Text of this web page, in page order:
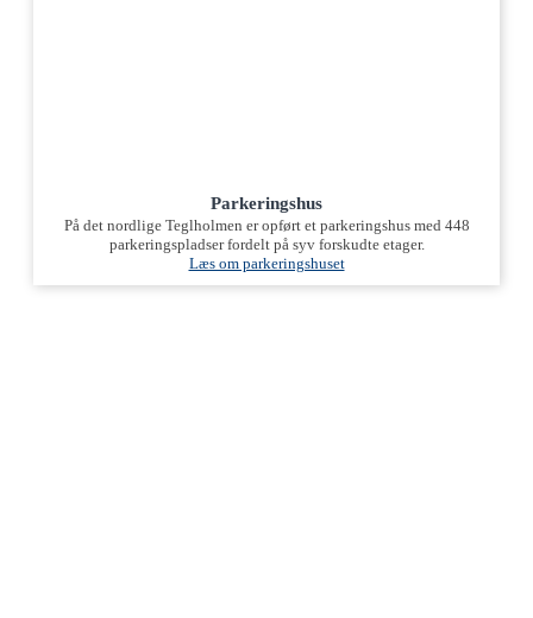
Parkeringshus
På det nordlige Teglholmen er opført et parkeringshus med 448
parkeringspladser fordelt på syv forskudte etager.
Læs om parkeringshuset